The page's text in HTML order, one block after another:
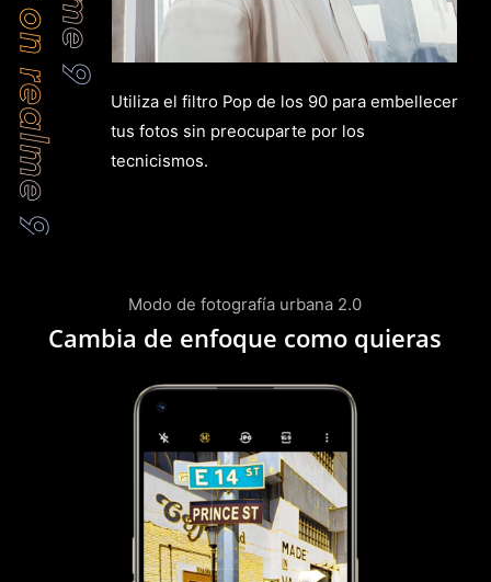
Utiliza el filtro Pop de los 90 para embellecer
tus fotos sin preocuparte por los
tecnicismos.
Modo de fotografía urbana 2.0
Cambia de enfoque como quieras